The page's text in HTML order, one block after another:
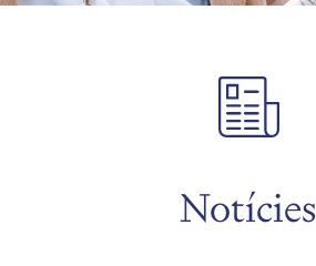
Notícies